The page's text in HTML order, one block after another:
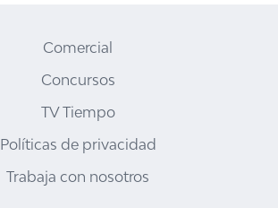
Comercial
Concursos
TV Tiempo
Políticas de privacidad
Trabaja con nosotros